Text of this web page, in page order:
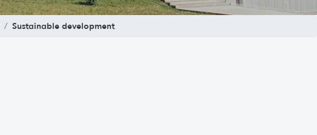
Sustainable development